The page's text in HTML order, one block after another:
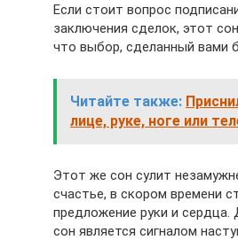
Если стоит вопрос
заключения сделок, этот
что выбор, сделанный вами
Читайте также:
лице, руке, ноге или
Этот же сон сулит
счастье, в скором времени
предложение руки и
сон является сигналом